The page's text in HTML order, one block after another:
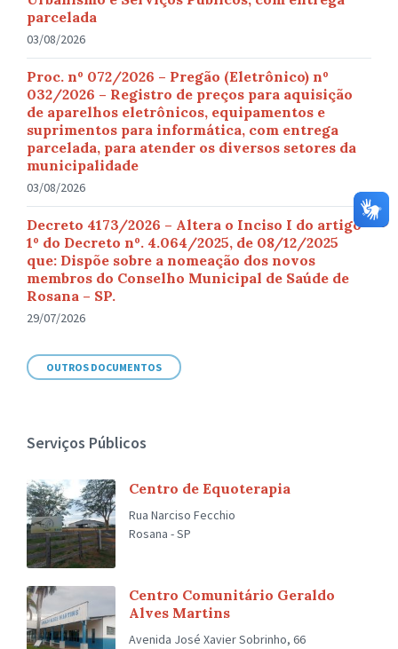
parcelada
03/08/2026
Proc. nº 072/2026 – Pregão (Eletrônico) nº
032/2026 – Registro de preços para aquisição
de aparelhos eletrônicos, equipamentos e
suprimentos para informática, com entrega
parcelada, para atender os diversos setores da
municipalidade
03/08/2026
Decreto 4173/2026 – Altera o Inciso I do artigo
1º do Decreto nº. 4.064/2025, de 08/12/2025
que: Dispõe sobre a nomeação dos novos
membros do Conselho Municipal de Saúde de
Rosana – SP.
29/07/2026
OUTROS DOCUMENTOS
Serviços Públicos
Centro de Equoterapia
Rua Narciso Fecchio
Rosana - SP
Centro Comunitário Geraldo
Alves Martins
Avenida José Xavier Sobrinho, 66